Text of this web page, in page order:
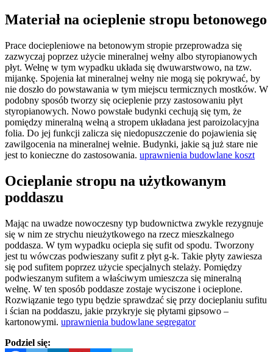
Materiał na ocieplenie stropu betonowego
Prace dociepleniowe na betonowym stropie przeprowadza się
zazwyczaj poprzez użycie mineralnej wełny albo styropianowych
płyt. Wełnę w tym wypadku układa się dwuwarstwowo, na tzw.
mijankę. Spojenia łat mineralnej wełny nie mogą się pokrywać, by
nie doszło do powstawania w tym miejscu termicznych mostków. W
podobny sposób tworzy się ocieplenie przy zastosowaniu płyt
styropianowych. Nowo powstałe budynki cechują się tym, że
pomiędzy mineralną wełną a stropem układana jest paroizolacyjna
folia. Do jej funkcji zalicza się niedopuszczenie do pojawienia się
zawilgocenia na mineralnej wełnie. Budynki, jakie są już stare nie
jest to konieczne do zastosowania. uprawnienia budowlane koszt
Ocieplanie stropu na użytkowanym
poddaszu
Mając na uwadze nowoczesny typ budownictwa zwykle rezygnuje
się w nim ze strychu nieużytkowego na rzecz mieszkalnego
poddasza. W tym wypadku ociepla się sufit od spodu. Tworzony
jest tu wówczas podwieszany sufit z płyt g-k. Takie płyty zawiesza
się pod sufitem poprzez użycie specjalnych stelaży. Pomiędzy
podwieszanym sufitem a właściwym umieszcza się mineralną
wełnę. W ten sposób poddasze zostaje wyciszone i ocieplone.
Rozwiązanie tego typu będzie sprawdzać się przy docieplaniu sufitu
i ścian na poddaszu, jakie przykryje się płytami gipsowo –
kartonowymi. uprawnienia budowlane segregator
Podziel się: